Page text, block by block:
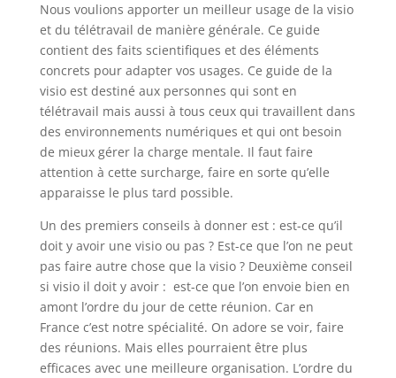
Nous voulions apporter un meilleur usage de la visio
et du télétravail de manière générale. Ce guide
contient des faits scientifiques et des éléments
concrets pour adapter vos usages. Ce guide de la
visio est destiné aux personnes qui sont en
télétravail mais aussi à tous ceux qui travaillent dans
des environnements numériques et qui ont besoin
de mieux gérer la charge mentale. Il faut faire
attention à cette surcharge, faire en sorte qu’elle
apparaisse le plus tard possible.
Un des premiers conseils à donner est : est-ce qu’il
doit y avoir une visio ou pas ? Est-ce que l’on ne peut
pas faire autre chose que la visio ? Deuxième conseil
si visio il doit y avoir : est-ce que l’on envoie bien en
amont l’ordre du jour de cette réunion. Car en
France c’est notre spécialité. On adore se voir, faire
des réunions. Mais elles pourraient être plus
efficaces avec une meilleure organisation. L’ordre du